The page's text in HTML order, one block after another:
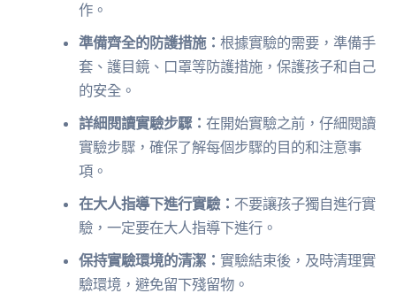
作。
準備齊全的防護措施：根據實驗的需要，準備手
套、護目鏡、口罩等防護措施，保護孩子和自己
的安全。
詳細閱讀實驗步驟：在開始實驗之前，仔細閱讀
實驗步驟，確保了解每個步驟的目的和注意事
項。
在大人指導下進行實驗： 不要讓孩子獨自進行實
驗，一定要在大人指導下進行。
保持實驗環境的清潔：實驗結束後，及時清理實
驗環境，避免留下殘留物。